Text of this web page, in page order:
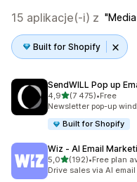
15 aplikacje(-i) z
Built for Shopify
SendWILL Pop up
4,9na 5 gwiazdek
(7 475)
Łączna liczba recenzji:
•Free
Newsletter pop-up
Built for Shopify
Wiz ‑ AI Email
5,0na 5 gwiazdek
(192)
Łączna liczba recenzji:
•Free plan
Drive sales via AI